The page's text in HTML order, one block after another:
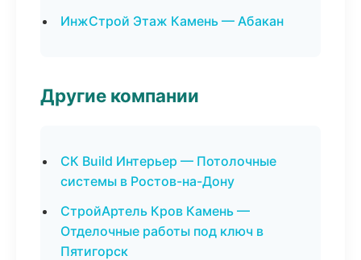
ИнжСтрой Этаж Камень — Абакан
Другие компании
СК Build Интерьер — Потолочные
системы в Ростов-на-Дону
СтройАртель Кров Камень —
Отделочные работы под ключ в
Пятигорск